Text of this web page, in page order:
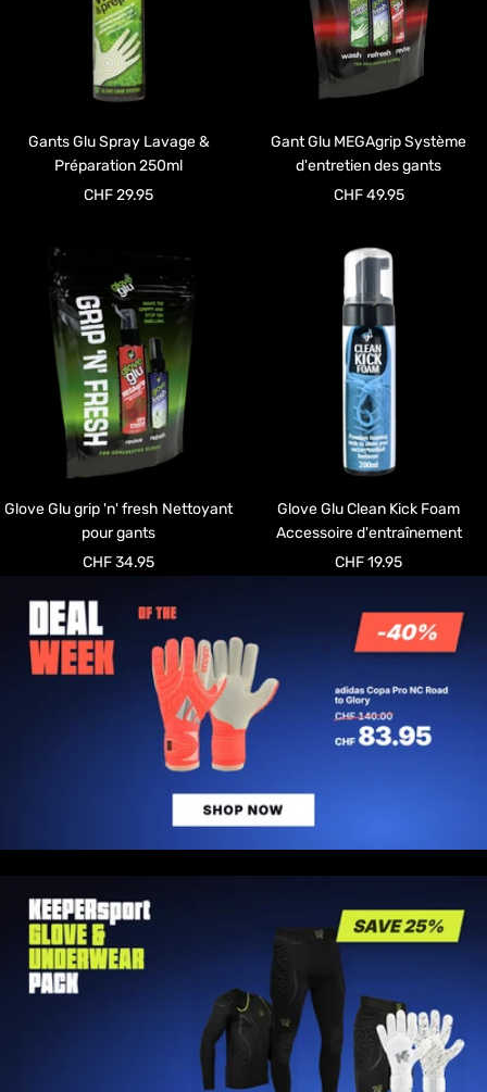
Gants Glu Spray Lavage &
Préparation 250ml
Prix
CHF 29.95
Gant Glu MEGAgrip Système
d'entretien des gants
Prix
vente
CHF 49.95
Glove Glu grip 'n' fresh Nettoyant
pour gants
Prix
vente
CHF 34.95
Glove Glu Clean Kick Foam
Accessoire d'entraînement
Prix
vente
CHF 19.95